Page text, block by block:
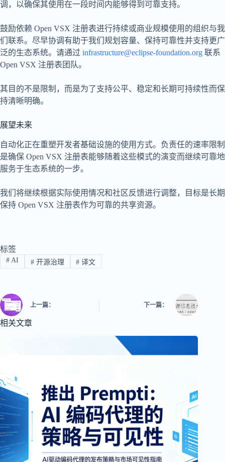
调，以确保其使用在一段时间内能够得到可靠支持。
鼓励依赖 Open VSX 注册表进行持续或商业规模使用的组织与我
们联系。尽早协调有助于我们规划容量、保持可靠性并支持更广
泛的生态系统。请通过 infrastructure@eclipse-foundation.org 联系
Open VSX 注册表团队。
其目的不是限制，而是为了支持公平、稳定和长期可持续性而保
持清晰明确。
展望未来
自动化正在重塑开发者基础设施的使用方式。负责任的速率限制
是确保 Open VSX 注册表能够随着这些模式的演变而继续可靠地
服务于生态系统的一步。
我们将继续根据实际使用情况和社区反馈进行调整，目标是长期
保持 Open VSX 注册表作为可靠的共享资源。
标签
#AI #开源治理 # 译文
上一篇： 下一篇：
相关文章